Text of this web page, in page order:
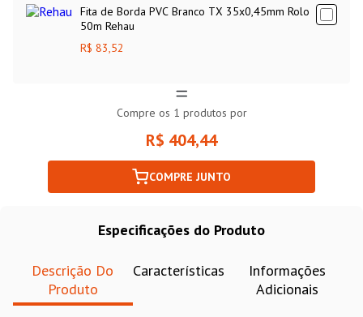
Fita de Borda PVC Branco TX 35x0,45mm Rolo
50m Rehau
R$ 83,52
Compre os 1 produtos por
R$ 404,44
COMPRE JUNTO
Especificações do Produto
Descrição Do
Produto
Características
Informações
Adicionais